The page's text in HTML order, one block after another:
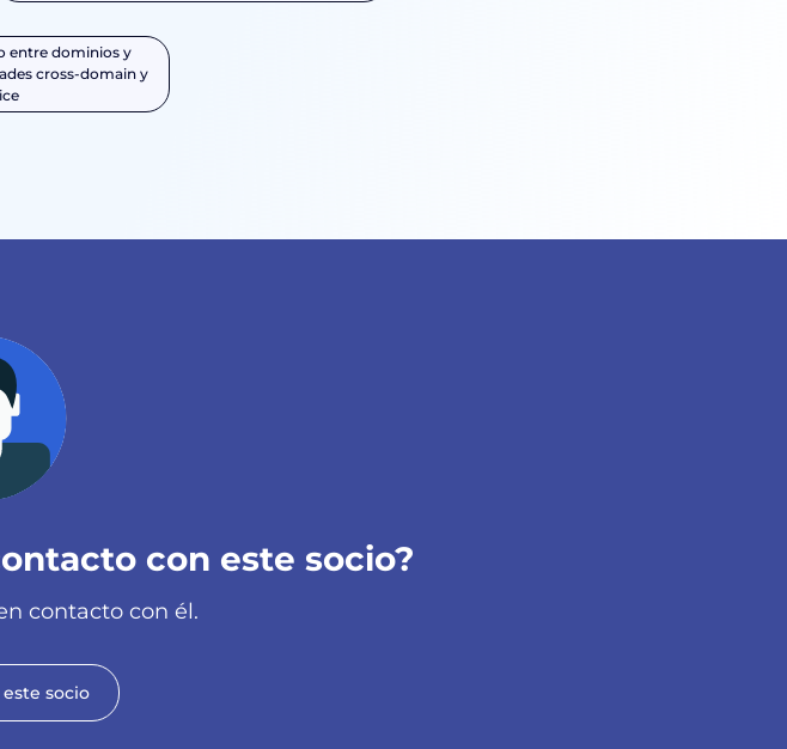
entre dominios y
cross-domain y
con este socio?
contacto con él.
socio